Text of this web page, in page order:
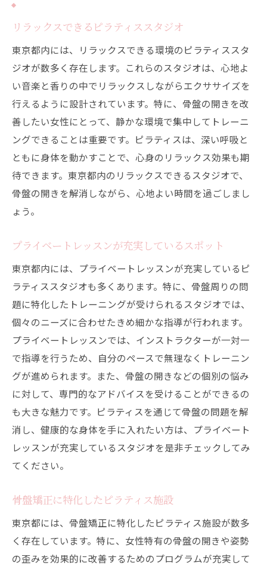
リラックスできるピラティススタジオ
東京都内には、リラックスできる環境のピラティススタ
ジオが数多く存在します。これらのスタジオは、心地よ
い音楽と香りの中でリラックスしながらエクササイズを
行えるように設計されています。特に、骨盤の開きを改
善したい女性にとって、静かな環境で集中してトレーニ
ングできることは重要です。ピラティスは、深い呼吸と
ともに身体を動かすことで、心身のリラックス効果も期
待できます。東京都内のリラックスできるスタジオで、
骨盤の開きを解消しながら、心地よい時間を過ごしまし
ょう。
プライベートレッスンが充実しているスポット
東京都内には、プライベートレッスンが充実しているピ
ラティススタジオも多くあります。特に、骨盤周りの問
題に特化したトレーニングが受けられるスタジオでは、
個々のニーズに合わせたきめ細かな指導が行われます。
プライベートレッスンでは、インストラクターが一対一
で指導を行うため、自分のペースで無理なくトレーニン
グが進められます。また、骨盤の開きなどの個別の悩み
に対して、専門的なアドバイスを受けることができるの
も大きな魅力です。ピラティスを通じて骨盤の問題を解
消し、健康的な身体を手に入れたい方は、プライベート
レッスンが充実しているスタジオを是非チェックしてみ
てください。
骨盤矯正に特化したピラティス施設
東京都には、骨盤矯正に特化したピラティス施設が数多
く存在しています。特に、女性特有の骨盤の開きや姿勢
の歪みを効果的に改善するためのプログラムが充実して